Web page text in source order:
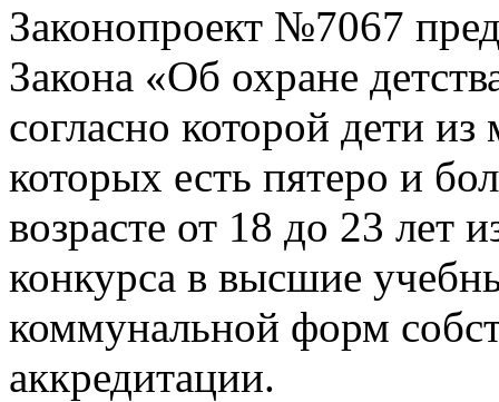
Законопроект №7067
Закона «Об охране
согласно которой дети
которых есть пятеро и
возрасте от 18 до 23 лет
конкурса в высшие
коммунальной форм
аккредитации.